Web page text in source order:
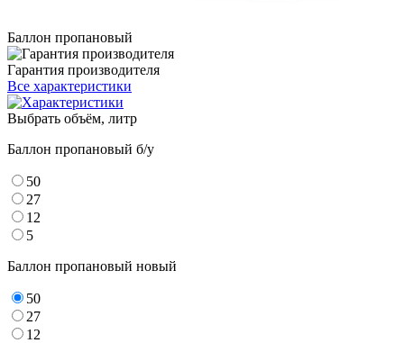
Баллон пропановый
Гарантия производителя
Все характеристики
Выбрать объём, литр
Баллон пропановый б/у
50
27
12
5
Баллон пропановый новый
50
27
12